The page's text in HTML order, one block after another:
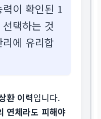
이 확인된 1
택하는 것
에 유리합
환 이력입니다.
연체라도 피해야